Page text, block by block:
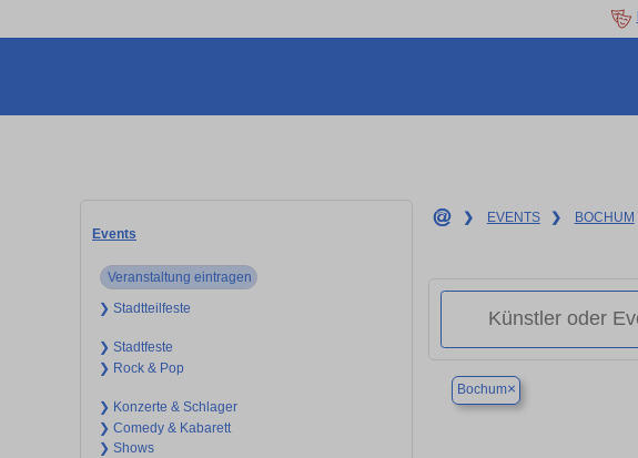
Events
Veranstaltung eintragen
❯ Stadtteilfeste
❯ Stadtfeste
❯ Rock & Pop
❯ Konzerte & Schlager
❯ Comedy & Kabarett
❯ Shows
❯ EVENTS ❯ BOCHUM
Bochum×